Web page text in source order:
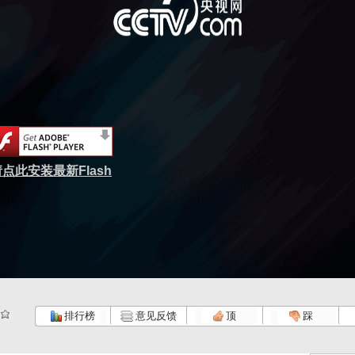
点此安装最新Flash
排行榜 意见反馈 顶 踩